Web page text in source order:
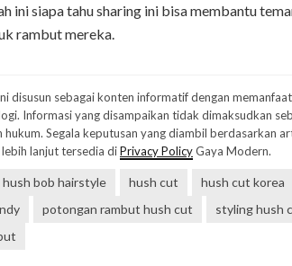
ini siapa tahu sharing ini bisa membantu
rambut mereka.
disusun sebagai konten informatif dengan
Informasi yang disampaikan tidak dimaksudkan
hukum. Segala keputusan yang diambil berdasarkan
lanjut tersedia diPrivacy PolicyGaya Modern.
hush bob hairstyle hush cut hush cut korea
potongan rambut hush cut styling hush